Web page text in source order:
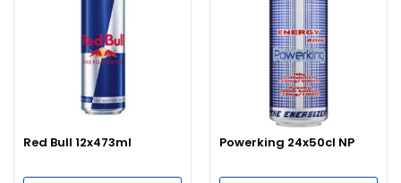
Red Bull 12x473ml Powerking 24x50cl NP